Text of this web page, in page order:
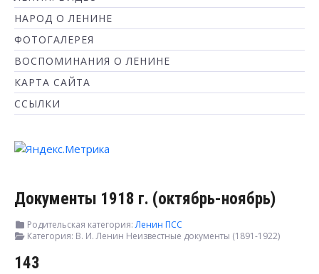
НАРОД О ЛЕНИНЕ
ФОТОГАЛЕРЕЯ
ВОСПОМИНАНИЯ О ЛЕНИНЕ
КАРТА САЙТА
ССЫЛКИ
Документы 1918 г. (октябрь-ноябрь)
Родительская категория:Ленин ПСС
Категория: В. И. Ленин Неизвестные документы (1891-1922)
143